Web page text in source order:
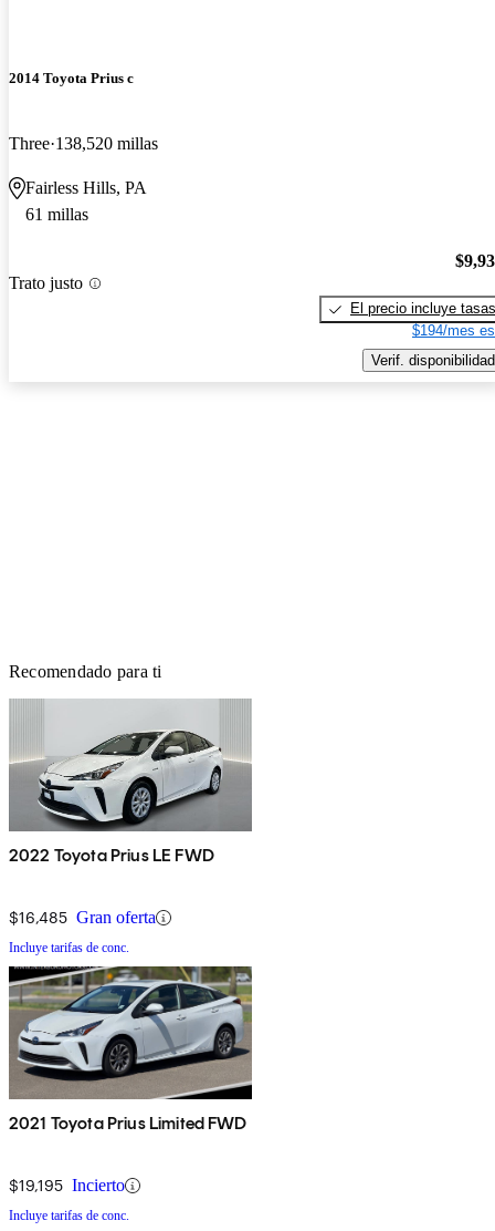
2014 Toyota Prius c
Three 138,520 millas
Fairless Hills, PA
61 millas
Trato justo
El precio incluye tasas
$194/mes
Verif. disponibilidad
Recomendado para ti
2022 Toyota Prius LE FWD
$16,485 Gran oferta
Incluye tarifas de conc.
2021 Toyota Prius Limited FWD
$19,195 Incierto
Incluye tarifas de conc.